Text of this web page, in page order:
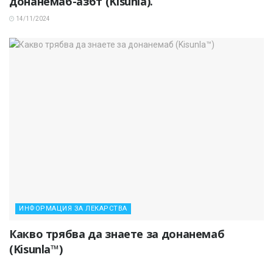
14/11/2024
ИНФОРМАЦИЯ ЗА ЛЕКАРСТВА
Какво трябва да знаете за донанемаб
(Kisunla™)